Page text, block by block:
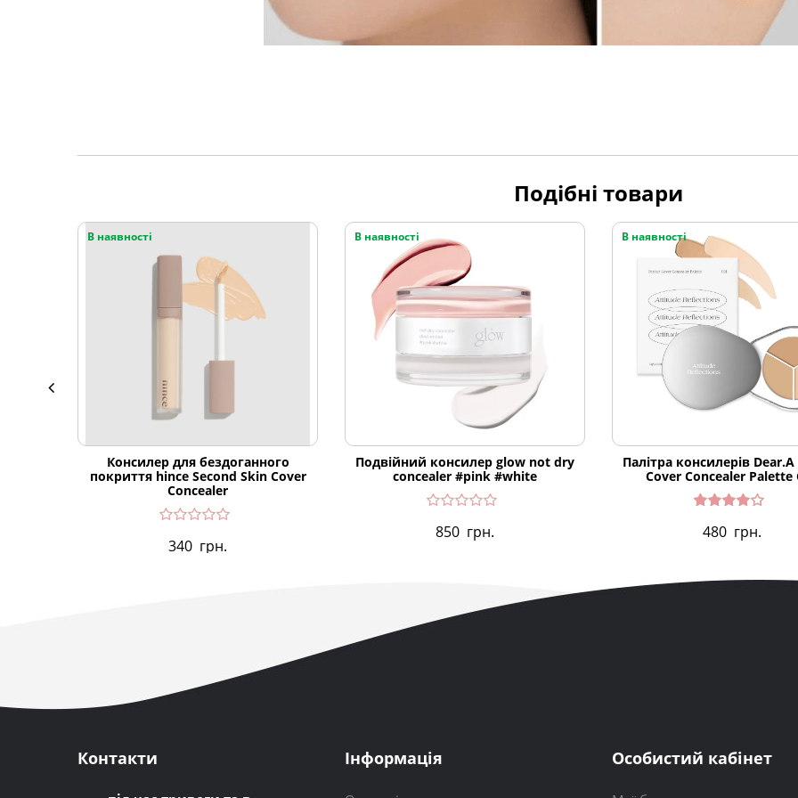
Подібні товари
В наявності
Консилер для бездоганного
покриття hince Second Skin Cover
Concealer
340 грн.
В наявності
Подвійний консилер glow not dry
concealer #pink #white
850 грн.
В наявності
Палітра консилерів
Cover Concealer Palette
о в4.00
480 грн.
Контакти Інформація Особистий кабінет